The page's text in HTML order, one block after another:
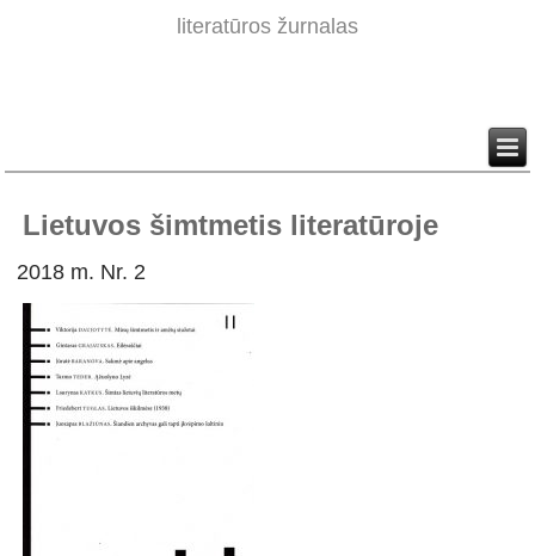
literatūros žurnalas
Lietuvos šimtmetis literatūroje
2018 m. Nr. 2